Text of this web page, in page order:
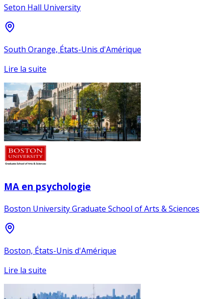
Seton Hall University
South Orange, États-Unis d'Amérique
Lire la suite
MA en psychologie
Boston University Graduate School of Arts & Sciences
Boston, États-Unis d'Amérique
Lire la suite